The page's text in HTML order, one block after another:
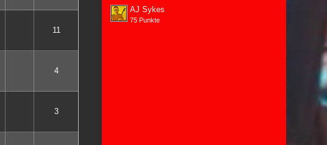
11
4
3
AJ Sykes
75 Punkte